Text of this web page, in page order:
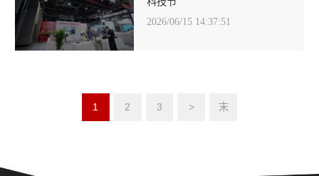
2026/06/15 14:37:51
1 2 3 > 末